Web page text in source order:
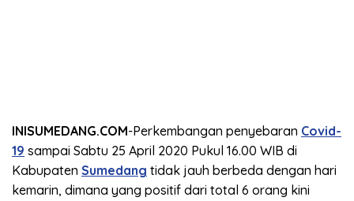
INISUMEDANG.COM-Perkembangan penyebaran Covid-
19 sampai Sabtu 25 April 2020 Pukul 16.00 WIB di
Kabupaten Sumedang tidak jauh berbeda dengan hari
kemarin, dimana yang positif dari total 6 orang kini